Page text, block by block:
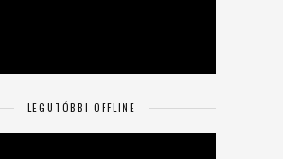
LEGUTÓBBI OFFLINE